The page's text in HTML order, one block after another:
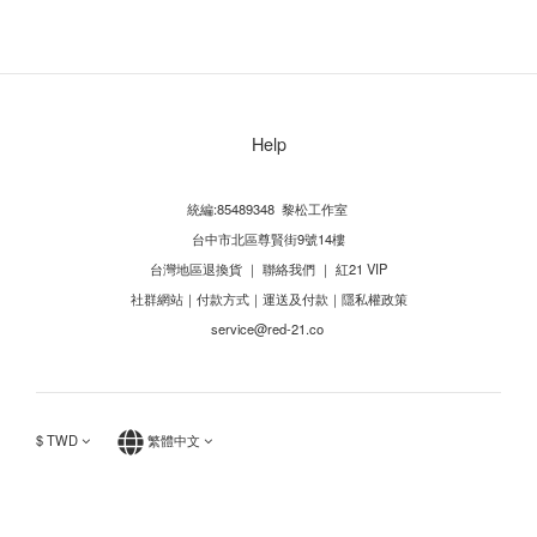
Help
統編:85489348 黎松工作室
台中市北區尊賢街9號14樓
台灣地區退換貨 ｜ 聯絡我們 ｜ 紅21 VIP
社群網站｜ 付款方式｜ 運送及付款 ｜ 隱私權政策
service@red-21.co
$TWD 繁體中文